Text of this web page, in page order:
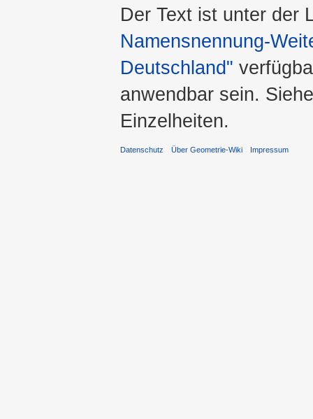
Der Text ist unter der
Namensnennung-
Deutschland"
anwendbar sein.
Einzelheiten.
Datenschutz Über Geometrie-Wiki Impressum